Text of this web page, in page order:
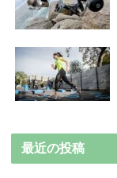
最近の投稿